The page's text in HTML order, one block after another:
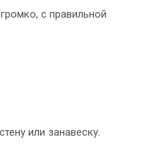
с правильной
или занавеску.